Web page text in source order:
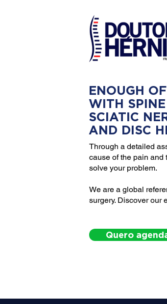
ENOUGH
WITH
SCIATIC
AND DISC
Through a detailed
cause of the pain and
solve your problem.
We are a global
surgery. Discover our
Quero